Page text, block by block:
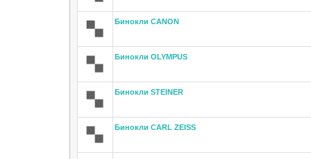
Бинокли CANON
Бинокли OLYMPUS
Бинокли STEINER
Бинокли CARL ZEISS